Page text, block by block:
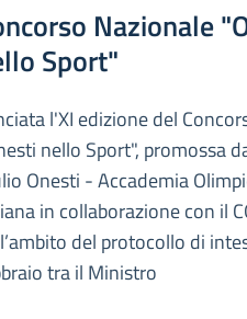
Nazionale
Sport"
l'XI edizione del
nello Sport", promossa
Onesti - Accademia
in collaborazione con il
del protocollo di
tra il Ministro